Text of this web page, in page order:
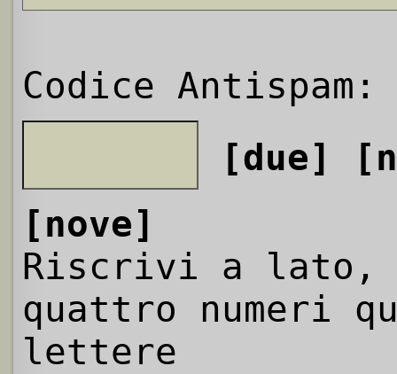
Codice Antispam:
[due]
[nove]
Riscrivi a
quattro numeri
lettere